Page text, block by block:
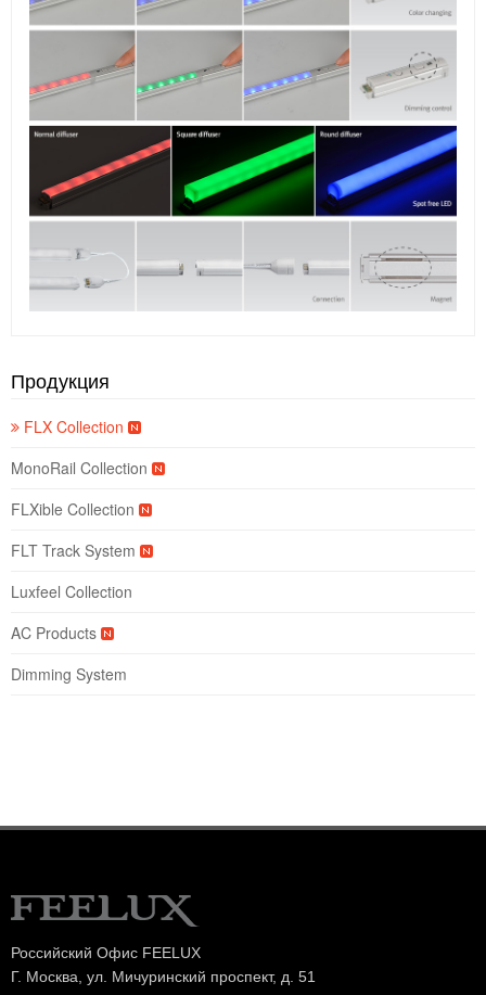
Продукция
FLX Collection
MonoRail Collection
FLXible Collection
FLT Track System
Luxfeel Collection
AC Products
Dimming System
Российский Офис FEELUX
Г. Москва, ул. Мичуринский проспект, д. 51